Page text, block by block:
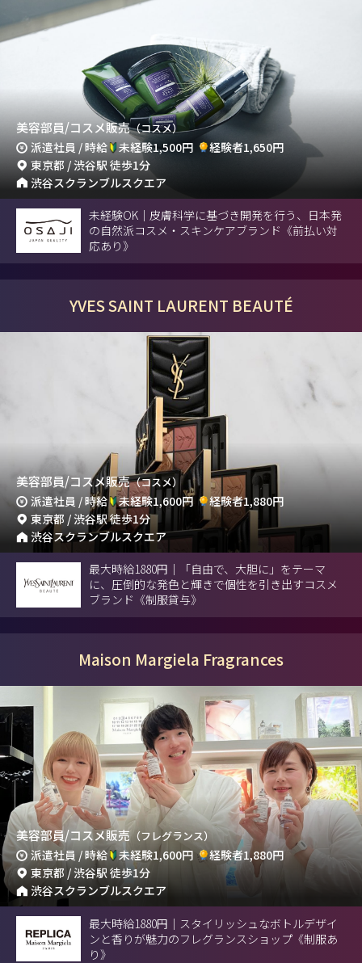
美容部員/コスメ販売（コスメ）
派遣社員 / 時給 未経験1,500円
経験者1,650円
東京都 / 渋谷駅 徒歩1分
渋谷スクランブルスクエア
未経験OK｜皮膚科学に基づき開発を行う、日本発
の自然派コスメ・スキンケアブランド《前払い対
応あり》
YVES SAINT LAURENT BEAUTÉ
美容部員/コスメ販売（コスメ）
派遣社員 / 時給 未経験1,600円
経験者1,880円
東京都 / 渋谷駅 徒歩1分
渋谷スクランブルスクエア
最大時給1880円｜「自由で、大胆に」をテーマ
に、圧倒的な発色と輝きで個性を引き出すコスメ
ブランド《制服貸与》
Maison Margiela Fragrances
美容部員/コスメ販売（フレグランス）
派遣社員 / 時給 未経験1,600円
経験者1,880円
東京都 / 渋谷駅 徒歩1分
渋谷スクランブルスクエア
最大時給1880円｜スタイリッシュなボトルデザイ
ンと香りが魅力のフレグランスショップ《制服あ
り》